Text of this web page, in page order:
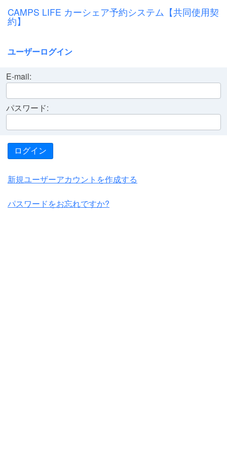
CAMPS LIFE カーシェア予約システム【共同使用契
約】
ユーザーログイン
E-mail:
パスワード:
ログイン
新規ユーザーアカウントを作成する
パスワードをお忘れですか?